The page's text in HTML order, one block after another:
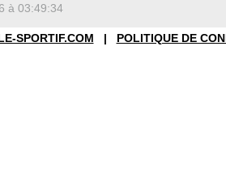
à 03:49:34
SPORTIF.COM | POLITIQUE DE